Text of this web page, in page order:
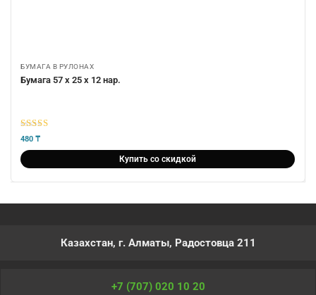
БУМАГА В РУЛОНАХ
Бумага 57 х 25 х 12 нар.
5из 5
480 ₸
Купить со скидкой
Казахстан, г. Алматы, Радостовца 211
+7 (707) 020 10 20